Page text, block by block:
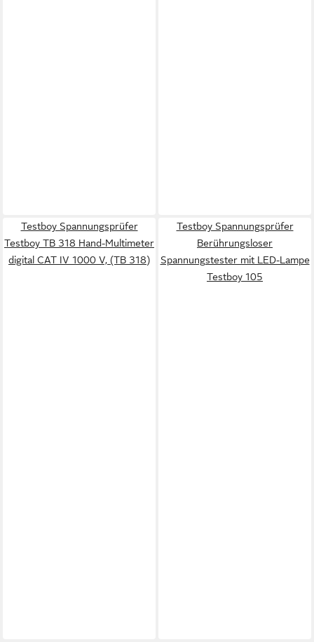
Testboy Spannungsprüfer
Testboy TB 318 Hand-Multimeter
digital CAT IV 1000 V, (TB 318)
Testboy Spannungsprüfer
Berührungsloser
Spannungstester mit LED-Lampe
Testboy 105